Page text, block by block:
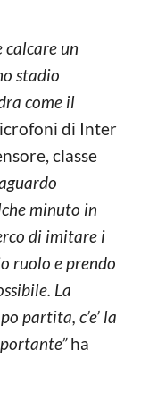
calcare un
stadio
come il
di Inter
classe
minuto in
di imitare i
ruolo e prendo
La
partita, c’e’ la
ha